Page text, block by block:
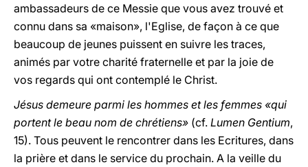
ambassadeurs de ce Messie que vous avez trouvé et
connu dans sa «maison», l'Eglise, de façon à ce que
beaucoup de jeunes puissent en suivre les traces,
animés par votre charité fraternelle et par la joie de
vos regards qui ont contemplé le Christ.
Jésus demeure parmi les hommes et les femmes «qui
portent le beau nom de chrétiens» (cf. Lumen Gentium,
15). Tous peuvent le rencontrer dans les Ecritures, dans
la prière et dans le service du prochain. A la veille du